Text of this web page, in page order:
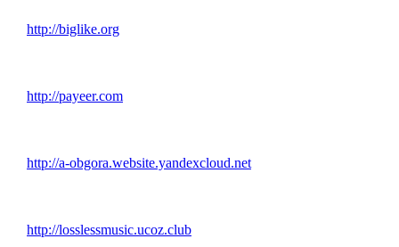
http://biglike.org
http://payeer.com
http://a-obgora.website.yandexcloud.net
http://losslessmusic.ucoz.club